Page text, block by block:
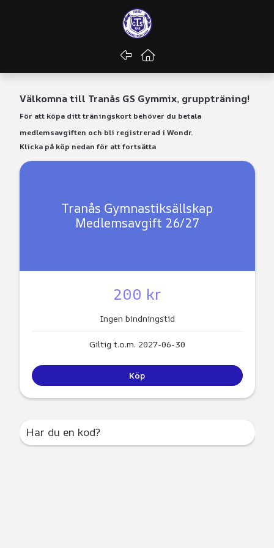
Gå tillbaka
Gå till startsidan
Välkomna till Tranås GS Gymmix, gruppträning!
För att köpa ditt träningskort behöver du betala
medlemsavgiften och bli registrerad i Wondr.
Klicka på köp nedan för att fortsätta
Tranås Gymnastiksällskap
Medlemsavgift 26/27
200 kr
Ingen bindningstid
Giltig t.o.m. 2027-06-30
Köp
Har du en kod?